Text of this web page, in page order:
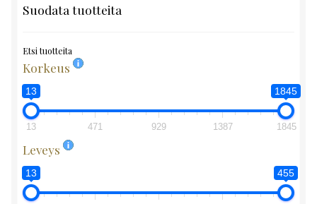
Suodata tuotteita
Etsi tuotteita
Korkeus
13 1845
13 471 929 1387 1845
Leveys
13 455